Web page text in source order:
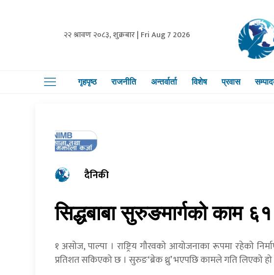
२२ श्रावण २०८३, शुक्रबार | Fri Aug 7 2026
गृहपृष्ठ राजनीति अन्तर्वार्ता विशेष प्रवास
दैनिकी
सिद्धबाबा सुरुङमार्गको काम
१ असोज, पाल्पा । राष्ट्रिय गौरवको आयोजनाका रूपमा रहेको
प्रतिशत सकिएको छ । सुरुङ‘ब्रेक थ्रु’ भएपछि कामले गति लिएको हो